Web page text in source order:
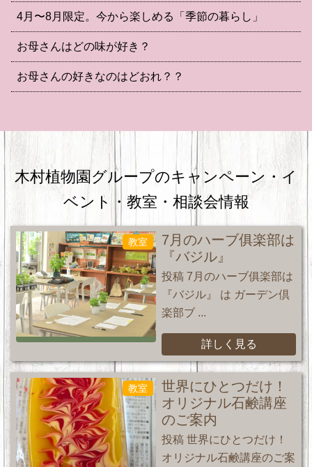
4月〜8月限定。今から楽しめる「季節の暮らし」
お母さんはどの味が好き？
お母さんの好きなのはどおれ？？
木村植物園グループのキャンペーン・イ
ベント・教室・相談会情報
教室
7月のハーブ俱楽部は
『バジル』
投稿 7月のハーブ俱楽部は
『バジル』 は ガーデン倶
楽部ブ ...
詳しく見る
教室
世界にひとつだけ！
オリジナル石鹸講座
のご案内
投稿 世界にひとつだけ！
オリジナル石鹸講座のご案